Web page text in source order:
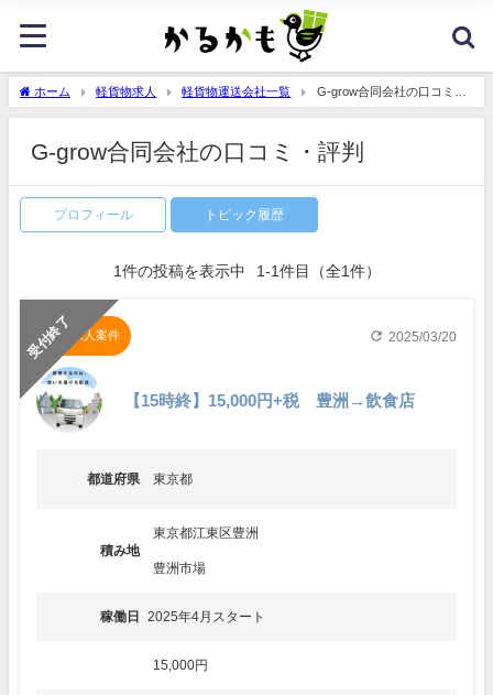
ホーム 軽貨物求人 軽貨物運送会社一覧
G-grow合同会社の口コミ・
評判
G-grow合同会社の口コミ・評判
プロフィール トピック履歴
1 件の投稿を表示中 1-1件目 （全1件）
受付終了
定期求人案件 refresh 2025/03/20
【15時終】15,000円+税 豊洲→飲食店
都道府県 東京都
積み地
東京都江東区豊洲
豊洲市場
稼働日 2025年4月スタート
15,000円